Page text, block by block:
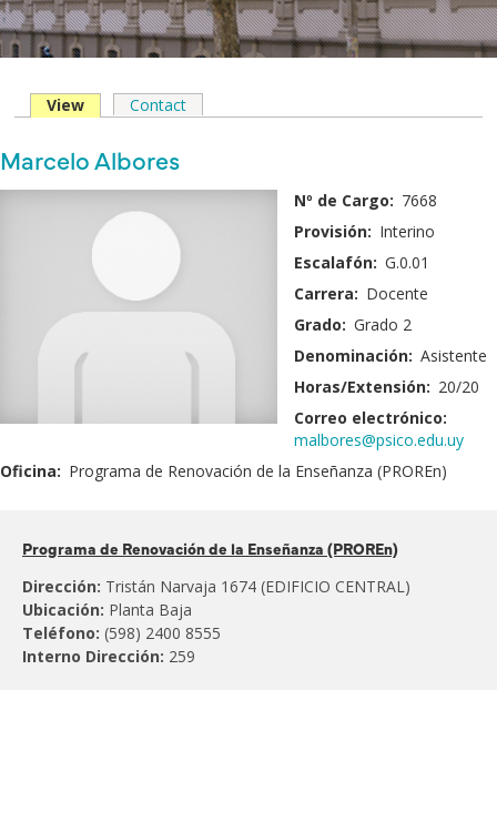
Solapas
principales
View (solapaContact
Nombre
y
Marcelo Albores
Nº de Cargo: 7668
Provisión: Interino
Escalafón: G.0.01
Carrera: Docente
Grado: Grado 2
Denominación: Asistente
Horas/Extensión: 20/20
Correo electrónico:
malbores@psico.edu.uy
Oficina: Programa de Renovación de la Enseñanza (PROREn)
al:
Programa de Renovación de la Enseñanza (PROREn)
Dirección: Tristán Narvaja 1674 (EDIFICIO CENTRAL)
Ubicación: Planta Baja
Teléfono: (598) 2400 8555
Interno Dirección: 259